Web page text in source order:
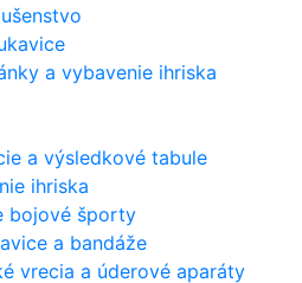
a vybavenie ihriska
a výsledkové tabule
ihriska
bojové športy
a bandáže
vrecia a úderové aparáty